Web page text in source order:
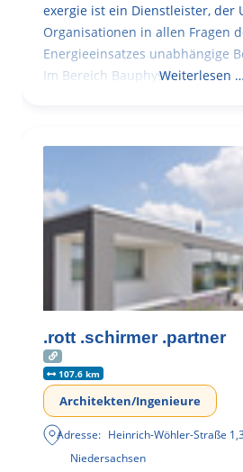
exergie ist ein Dienstleister, der
Organisationen in allen Fragen
Energieeinsatzes unabhängige
Im Bereich BauphysikWeiterlesen …
.rott .schirmer .partner
107.6 km
Architekten/Ingenieure
Adresse: Heinrich-Wöhler-Straße 1,
Niedersachsen